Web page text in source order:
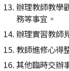
辦理教師教學
務等事宜。
辦理實習教師
教師進修心得
其他臨時交辦